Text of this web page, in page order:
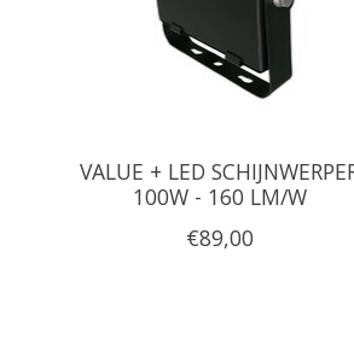
VALUE + LED
100W - 160 LM/W
€89,00